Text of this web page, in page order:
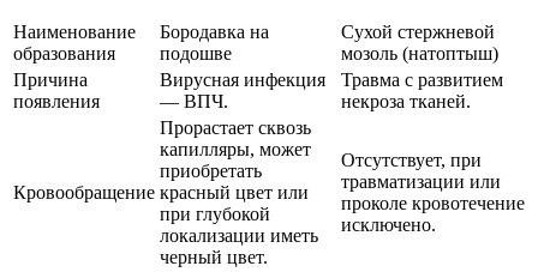
Наименование
образования
Бородавка на
подошве
Сухой стержневой
мозоль (натоптыш)
Причина
появления
Вирусная инфекция
— ВПЧ.
Травма с развитием
некроза тканей.
Кровообращение
Прорастает сквозь
капилляры, может
приобретать
красный цвет или
при глубокой
локализации иметь
черный цвет.
Отсутствует, при
травматизации или
проколе кровотечение
исключено.